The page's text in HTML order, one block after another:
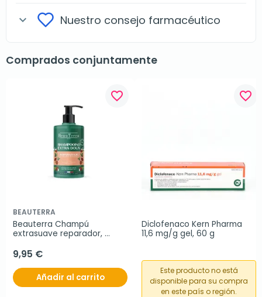
expand_more Nuestro consejo farmacéutico
Comprados conjuntamente
favorite_border
BEAUTERRA
Beauterra Champú
extrasuave reparador,
9,95 €
Añadir al carrito
favorite_border
Diclofenaco Kern Pharma
11,6 mg/g gel, 60 g
Este producto no está
disponible para su compra
en este país o región.